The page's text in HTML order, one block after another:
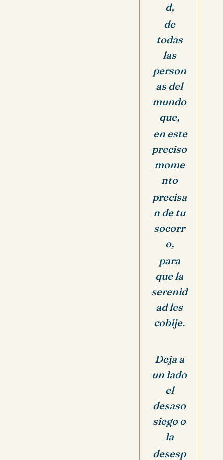
d,
de
todas
las
person
as del
mundo
que,
en este
preciso
mome
nto
precisa
n de tu
socorr
o,
para
que la
serenid
ad les
cobije.
Deja a
un lado
el
desaso
siego o
la
desesp